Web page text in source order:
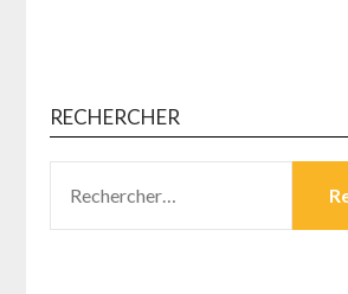
RECHERCHER